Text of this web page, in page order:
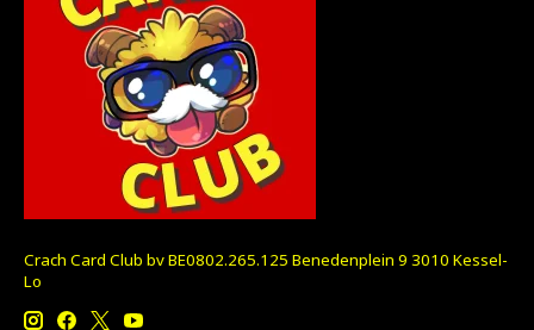
Crach Card Club bv BE0802.265.125 Benedenplein 9 3010 Kessel-
Lo